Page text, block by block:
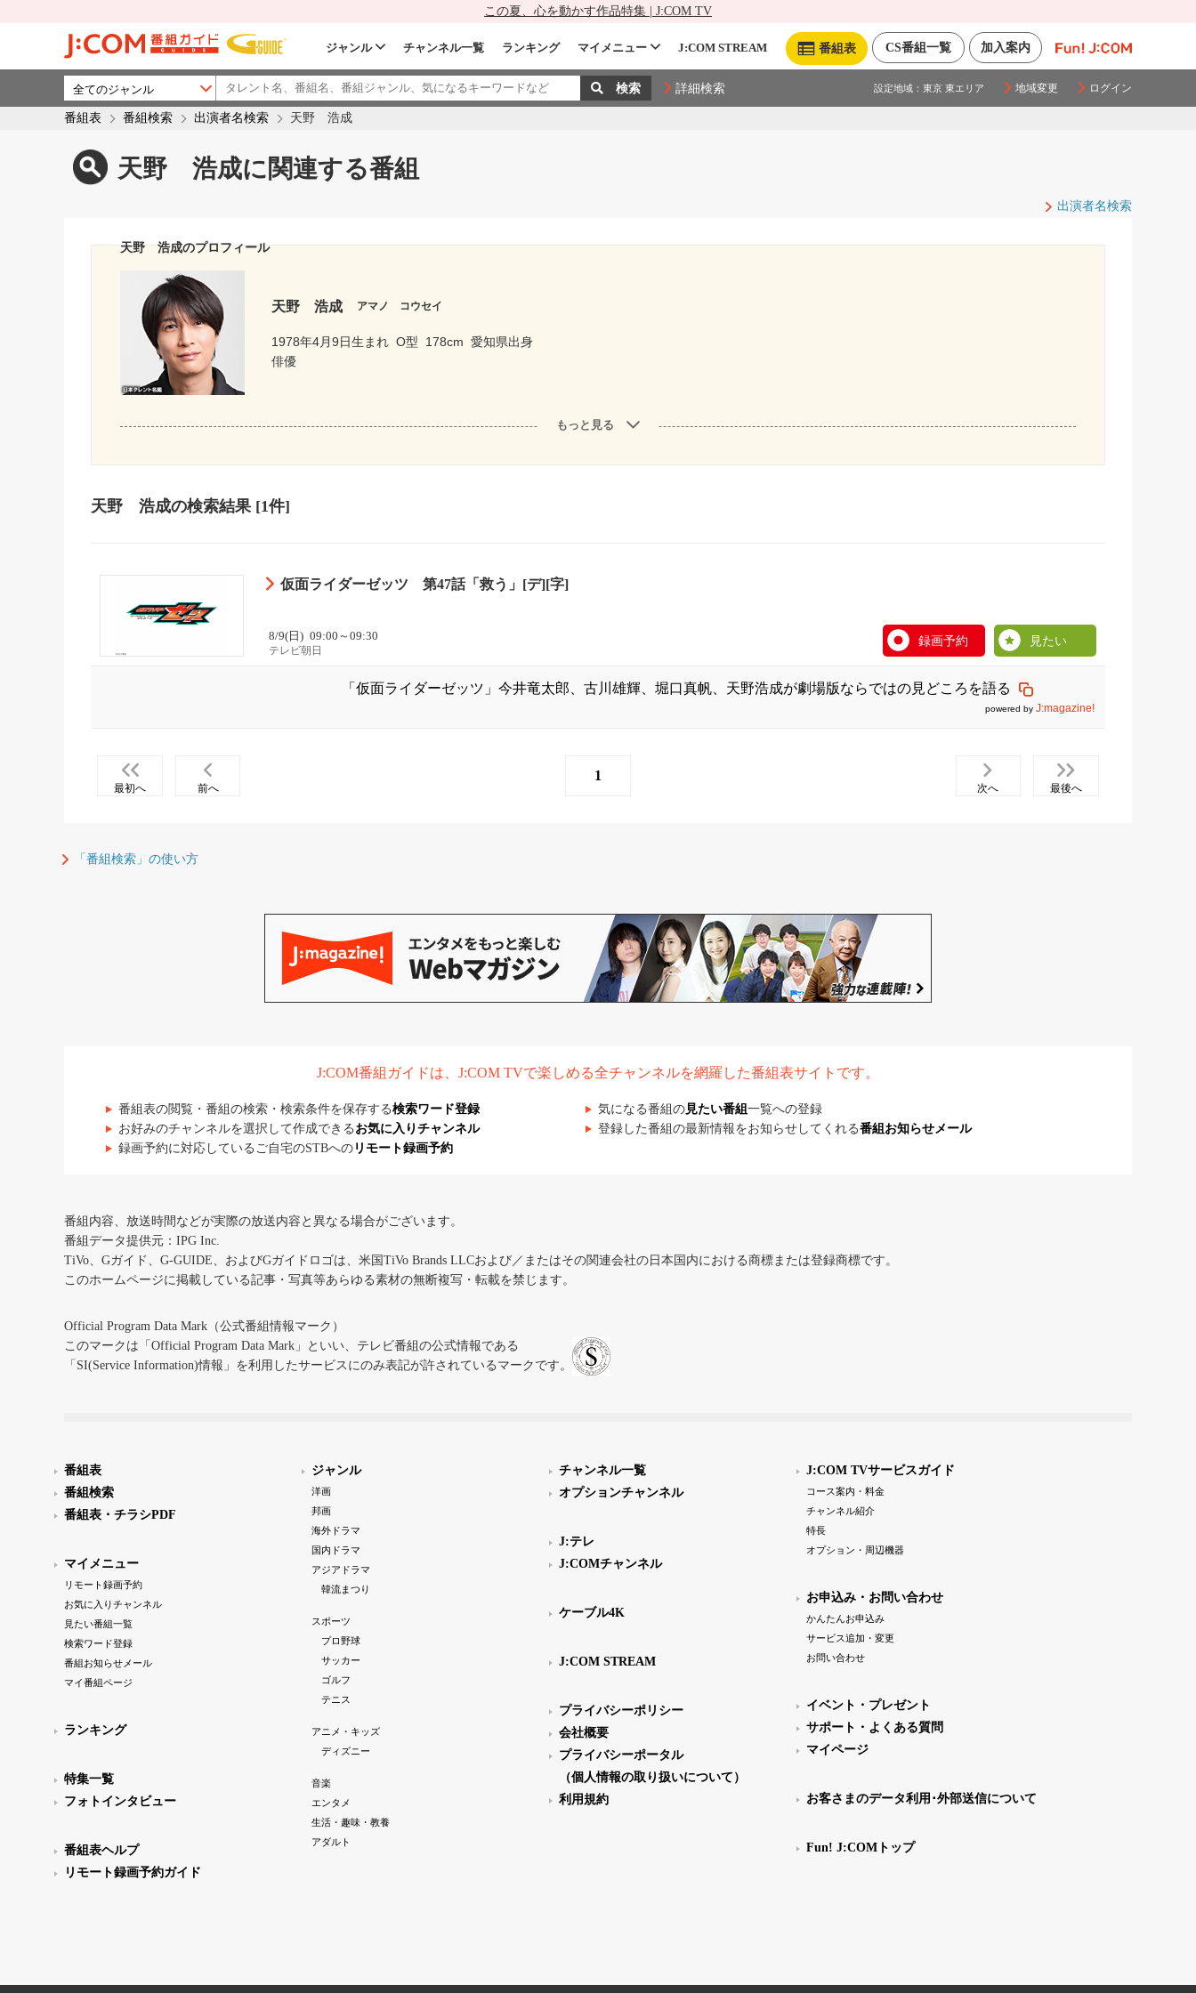
この夏、心を動かす作品特集 | J:COM TV
加入案内
CS番組一覧
番組表
ジャンル チャンネル一覧 ランキング マイメニュー J:COM STREAM
詳細検索 設定地域： 東京 東エリア 地域変更 ログイン
番組表 番組検索 出演者名検索 天野 浩成
天野 浩成に関連する番組
出演者名検索
天野 浩成のプロフィール
天野 浩成 アマノ コウセイ
1978年4月9日生まれ O型 178cm 愛知県出身
俳優
もっと見る
天野 浩成の検索結果 [1件]
仮面ライダーゼッツ 第47話「救う」[デ][字]
8/9(日) 09:00～09:30
テレビ朝日
録画予約 見たい
「仮面ライダーゼッツ」今井竜太郎、古川雄輝、堀口真帆、天野浩成が劇場版ならではの見どころを語る
powered by J:magazine!
最初へ 前へ
1
次へ 最後へ
「番組検索」の使い方
J:COM番組ガイドは、J:COM TVで楽しめる全チャンネルを網羅した番組表サイトです。
番組表の閲覧・番組の検索・検索条件を保存する検索ワード登録 気になる番組の見たい番組 一覧への登録
お好みのチャンネルを選択して作成できる お気に入りチャンネル 登録した番組の最新情報をお知らせしてくれる番組お知らせメール
録画予約に対応しているご自宅のSTBへの リモート録画予約
番組内容、放送時間などが実際の放送内容と異なる場合がございます。
番組データ提供元：IPG Inc.
TiVo、Gガイド、G-GUIDE、およびGガイドロゴは、米国TiVo Brands LLCおよび／またはその関連会社の日本国内における商標または登録商標です。
このホームページに掲載している記事・写真等あらゆる素材の無断複写・転載を禁じます。
Official Program Data Mark（公式番組情報マーク）
このマークは「Official Program Data Mark」といい、テレビ番組の公式情報である
「SI(Service Information)情報」を利用したサービスにのみ表記が許されているマークです。
番組表
番組検索
番組表・チラシPDF
マイメニュー
リモート録画予約
お気に入りチャンネル
見たい番組一覧
検索ワード登録
番組お知らせメール
マイ番組ページ
ランキング
特集一覧
フォトインタビュー
番組表ヘルプ
リモート録画予約ガイド
ジャンル
洋画
邦画
海外ドラマ
国内ドラマ
アジアドラマ
韓流まつり
スポーツ
プロ野球
サッカー
ゴルフ
テニス
アニメ・キッズ
ディズニー
音楽
エンタメ
生活・趣味・教養
アダルト
チャンネル一覧
オプションチャンネル
J:テレ
J:COMチャンネル
ケーブル4K
J:COM STREAM
プライバシーポリシー
会社概要
プライバシーポータル
（個人情報の取り扱いについて）
利用規約
J:COM TVサービスガイド
コース案内・料金
チャンネル紹介
特長
オプション・周辺機器
お申込み・お問い合わせ
かんたんお申込み
サービス追加・変更
お問い合わせ
イベント・プレゼント
サポート・よくある質問
マイページ
お客さまのデータ利用･外部送信について
Fun! J:COMトップ